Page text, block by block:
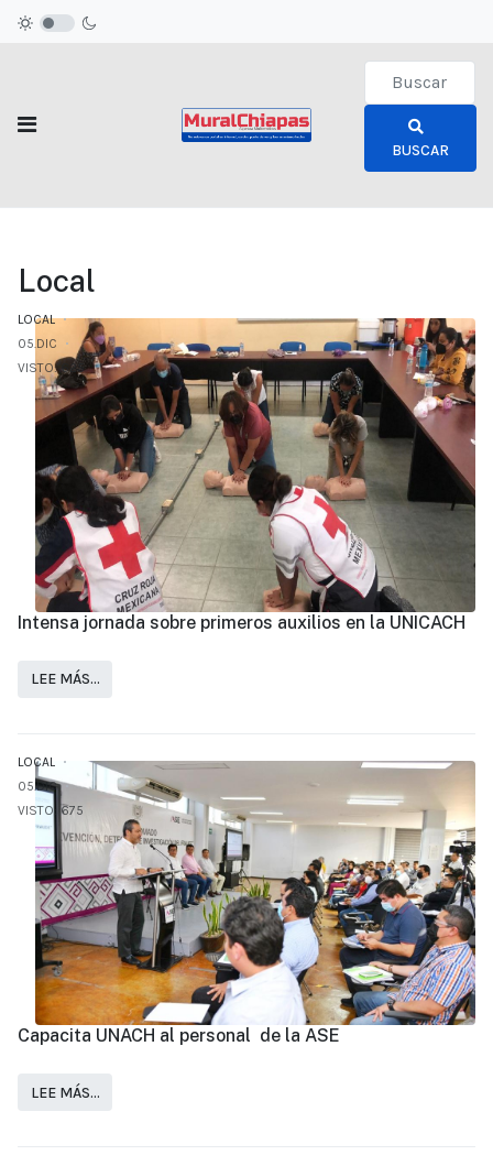
Type 2 or
BUSCAR
Local
LOCAL
05.DIC
VISTO: 625
Intensa jornada sobre primeros auxilios en la UNICACH
LEE MÁS…
LOCAL
05.DIC
VISTO: 675
Capacita UNACH al personal de la ASE
LEE MÁS…